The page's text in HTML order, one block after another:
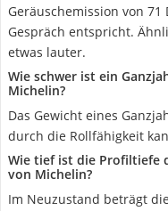
Geräuschemission von
Gespräch entspricht.
etwas lauter.
Wie schwer ist ein
Michelin?
Das Gewicht eines
durch die Rollfähigkeit
Wie tief ist die Profiltiefe
von Michelin?
Im Neuzustand beträgt